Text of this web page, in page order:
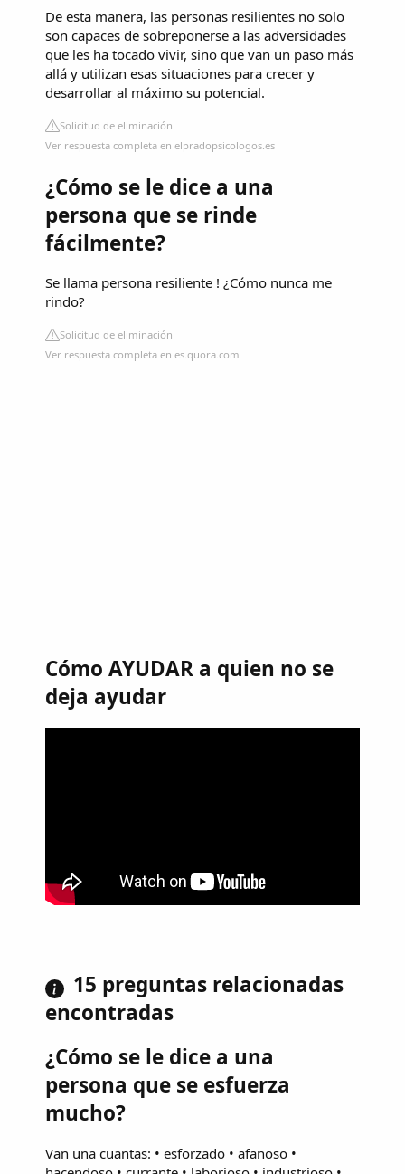
De esta manera, las personas resilientes no solo
son capaces de sobreponerse a las adversidades
que les ha tocado vivir, sino que van un paso más
allá y utilizan esas situaciones para crecer y
desarrollar al máximo su potencial.
Solicitud de eliminación
Ver respuesta completa en elpradopsicologos.es
¿Cómo se le dice a una
persona que se rinde
fácilmente?
Se llama persona resiliente ! ¿Cómo nunca me
rindo?
Solicitud de eliminación
Ver respuesta completa en es.quora.com
Cómo AYUDAR a quien no se
deja ayudar
15 preguntas relacionadas
encontradas
¿Cómo se le dice a una
persona que se esfuerza
mucho?
Van una cuantas: • esforzado • afanoso •